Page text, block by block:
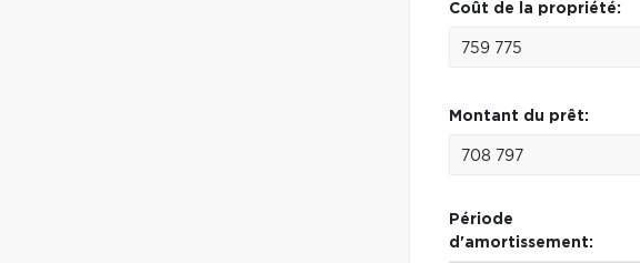
Coût de la propriété:
Montant du prêt:
Période
d'amortissement: